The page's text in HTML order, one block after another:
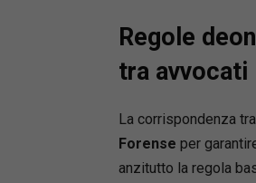
Regole
tra avvocati
La corrispondenza
Forense per
anzitutto la regola